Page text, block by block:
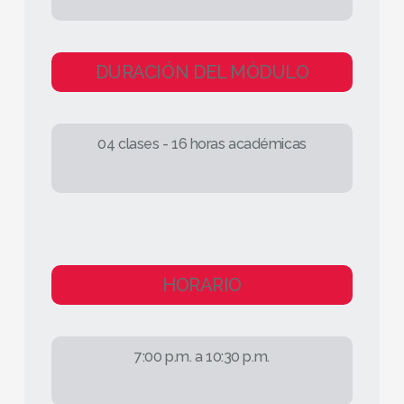
DURACIÓN DEL MÓDULO
04 clases - 16 horas académicas
HORARIO
7:00 p.m. a 10:30 p.m.